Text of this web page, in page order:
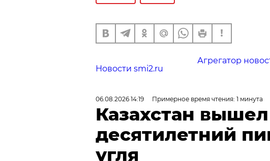
Агрегатор
Новости smi2.ru
06.08.2026 14:19 Примерное время чтения: 1 минута
Казахстан
десятилетний
угля